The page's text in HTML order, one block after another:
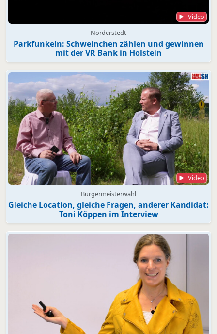
Video
Norderstedt
Parkfunkeln: Schweinchen zählen und gewinnen
mit der VR Bank in Holstein
Video
Bürgermeisterwahl
Gleiche Location, gleiche Fragen, anderer Kandidat:
Toni Köppen im Interview